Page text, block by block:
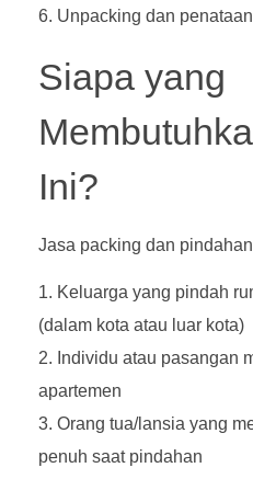
Unpacking dan
Siapa yang
Ini?
Jasa packing dan
Keluarga yang pindah
(dalam kota atau luar kota)
Individu atau pasangan
apartemen
Orang tua/lansia yang
penuh saat pindahan